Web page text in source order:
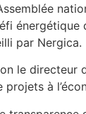
énergétique
par Nergica.
le directeur
à